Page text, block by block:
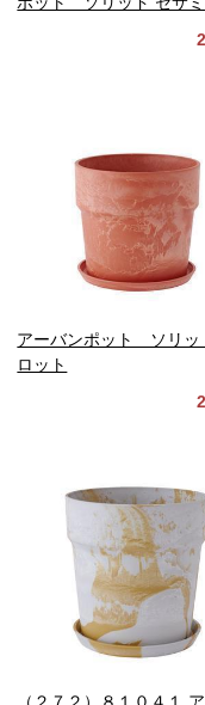
アーバンポット ソリッ
ロット